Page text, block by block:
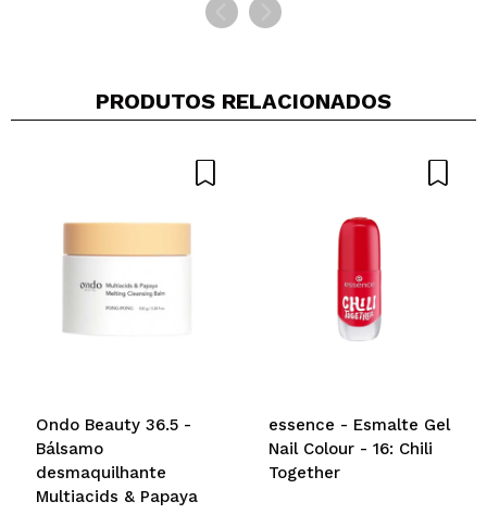
PRODUTOS RELACIONADOS
Ondo Beauty 36.5 -
Bálsamo
desmaquilhante
Multiacids & Papaya
essence - Esmalte Gel
Nail Colour - 16: Chili
Together